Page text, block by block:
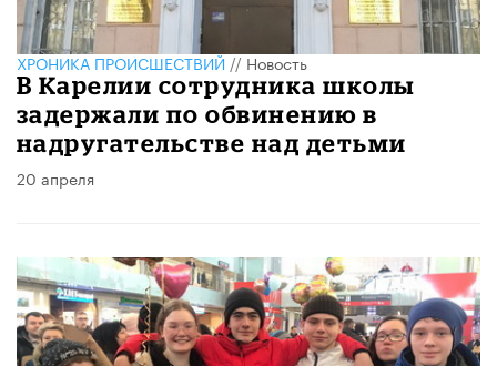
ХРОНИКА ПРОИСШЕСТВИЙ//Новость
В Карелии сотрудника школы
задержали по обвинению в
надругательстве над детьми
20 апреля